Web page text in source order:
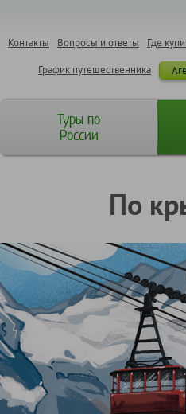
Где
Вопросы и ответы
Контакты
График путешественника
Туры по
России
По